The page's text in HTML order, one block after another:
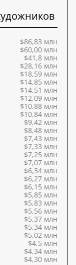
$86,83 млн
$60,00 млн
$41,8 млн
$28,16 млн
$18,59 млн
$14,85 млн
$14,51 млн
$12,09 млн
$10,88 млн
$10,84 млн
$9,42 млн
$8,48 млн
$7,43 млн
$7,33 млн
$7,25 млн
$7,07 млн
$6,34 млн
$6,27 млн
$6,15 млн
$5,85 млн
$5,83 млн
$5,56 млн
$5,37 млн
$5,34 млн
$5,02 млн
$4,5 млн
$4,34 млн
$4,30 млн